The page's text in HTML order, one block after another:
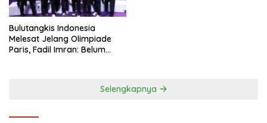
Bulutangkis Indonesia
Melesat Jelang Olimpiade
Paris, Fadil Imran: Belum
Selengkapnya